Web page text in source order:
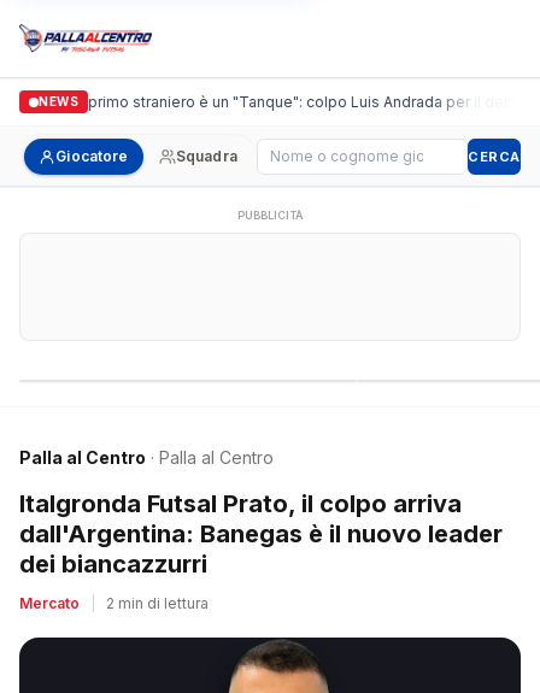
NEWS
il primo straniero è un "Tanque": colpo Luis Andrada per il debutto in
Giocatore Squadra Cerca giocatore CERCA
PUBBLICITÀ
Palla al Centro · Palla al Centro
Italgronda Futsal Prato, il colpo arriva
dall'Argentina: Banegas è il nuovo leader
dei biancazzurri
Mercato 2 min di lettura